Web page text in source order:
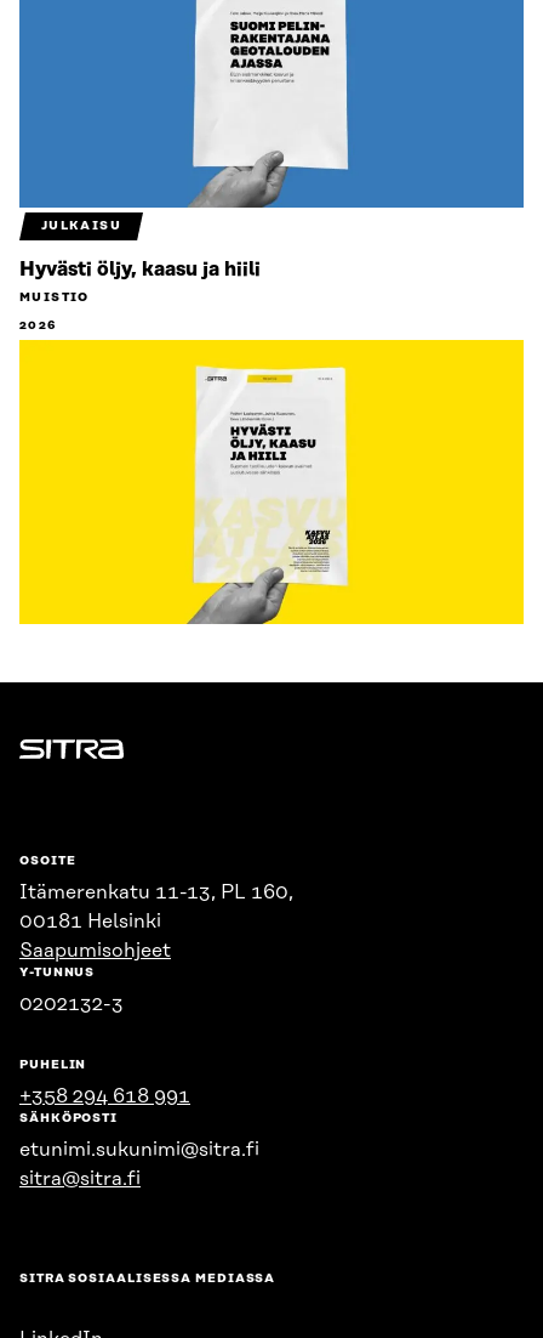
JULKAISU
Hyvästi öljy, kaasu ja hiili
MUISTIO
2026
Sitra
OSOITE
Itämerenkatu 11-13, PL 160,
00181 Helsinki
Saapumisohjeet
Y-TUNNUS
0202132-3
PUHELIN
+358 294 618 991
SÄHKÖPOSTI
etunimi.sukunimi@sitra.fi
sitra@sitra.fi
SITRA SOSIAALISESSA MEDIASSA